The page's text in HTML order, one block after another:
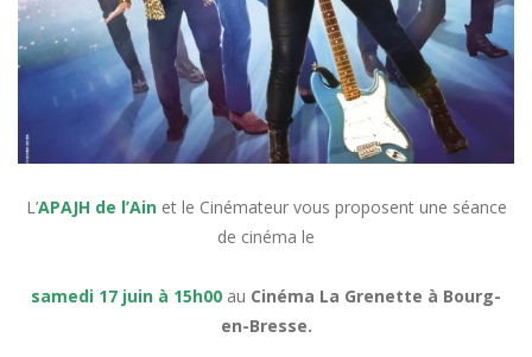
L’APAJH de l’Ainet le Cinémateur vous proposent une séance
de cinéma le
samedi 17 juin à 15h00 au Cinéma La Grenette à Bourg-
en-Bresse.